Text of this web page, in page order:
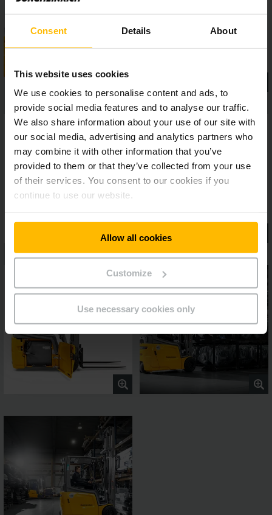
Consent Details About
This website uses cookies
We use cookies to personalise content and ads, to
provide social media features and to analyse our traffic.
We also share information about your use of our site with
our social media, advertising and analytics partners who
may combine it with other information that you’ve
provided to them or that they’ve collected from your use
of their services. You consent to our cookies if you
continue to use our website.
Allow all cookies
Customize
Use necessary cookies only
carregamento intermédio rápido e à isenção de manutenção.